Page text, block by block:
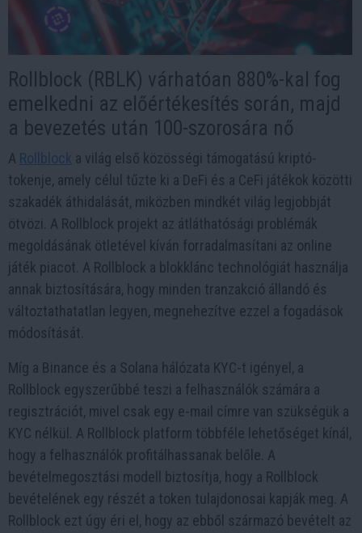
Rollblock (RBLK) várhatóan 880%-kal fog
emelkedni az előértékesítés során, majd
a bevezetés után 100-szorosára nő
A Rollblock a világ első közösségi támogatású kriptó-
tokenje, amely célul tűzte ki a DeFi és a CeFi játékok közötti
szakadék áthidalását, miközben mindkét világ legjobbját
ötvözi. A Rollblock projekt az átláthatósági problémák
megoldásának ötletével kíván forradalmasítani az online
játék piacot. A Rollblock a blokklánc technológiát használja
annak biztosítására, hogy minden tranzakció állandó és
változtathatatlan legyen, megnehezítve ezzel a fogadások
módosítását.
Míg a Binance és a Solana hálózata KYC-t igényel, a
Rollblock egyszerűbbé teszi a felhasználók számára a
regisztrációt, mivel csak egy e-mail címre van szükségük a
KYC nélkül. A Rollblock platform többféle lehetőséget kínál,
hogy a felhasználók profitálhassanak belőle. A
bevételmegosztási modell biztosítja, hogy a Rollblock
bevételének egy részét a token tulajdonosai kapják meg. A
Rollblock ezt úgy éri el, hogy az ebből származó bevételt az